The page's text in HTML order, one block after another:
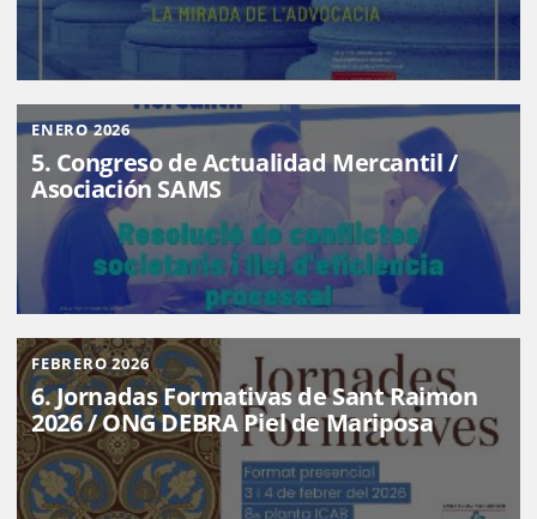
ENERO 2026
5. Congreso de Actualidad Mercantil /
Asociación SAMS
FEBRERO 2026
6. Jornadas Formativas de Sant Raimon
2026 / ONG DEBRA Piel de Mariposa